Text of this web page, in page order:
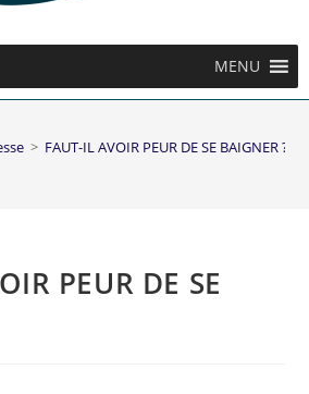
MENU
> FAUT-IL AVOIR PEUR DE SE BAIGNER ?
PEUR DE SE